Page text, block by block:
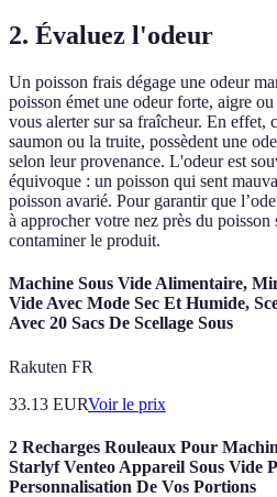
2. Évaluez l'odeur
Un poisson frais dégage une odeur
poisson émet une odeur forte, aigre
vous alerter sur sa fraîcheur. En effet,
saumon ou la truite, possèdent une
selon leur provenance. L'odeur est
équivoque : un poisson qui sent
poisson avarié. Pour garantir que
à approcher votre nez près du poisson
contaminer le produit.
Machine Sous Vide Alimentaire,
Vide Avec Mode Sec Et Humide,
Avec 20 Sacs De Scellage Sous
Rakuten FR
33.13 EURVoir le prix
2 Recharges Rouleaux Pour
Starlyf Venteo Appareil Sous Vide
Personnalisation De Vos Portions